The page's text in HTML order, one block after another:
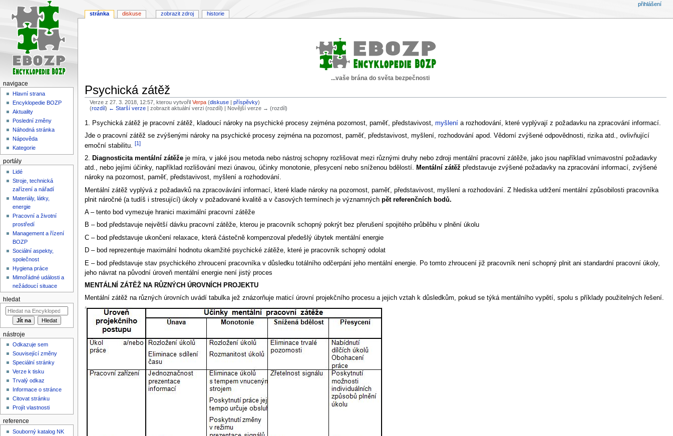
...vaše brána do světa bezpečnosti
Psychická zátěž
Verze z 27. 3. 2018, 12:57, kterou vytvořilVerpa (diskuse |příspěvky)
(rozdíl) ← Starší verze | zobrazit aktuální verzi (rozdíl) | Novější verze → (rozdíl)
Skočit
na
navigaci
Skočit
na
vyhledávání
1. Psychická zátěž je pracovní zátěž, kladoucí nároky na psychické procesy zejména pozornost, paměť, představivost, myšlenía rozhodování, které vyplývají z požadavku na zpracování informací.
Jde o pracovní zátěž se zvýšenými nároky na psychické procesy zejména na pozornost, paměť, představivost, myšlení, rozhodování apod. Vědomí zvýšené odpovědnosti, rizika atd., ovlivňující
emoční stabilitu. [1]
2. Diagnosticita mentální zátěžeje míra, v jaké jsou metoda nebo nástroj schopny rozlišovat mezi různými druhy nebo zdroji mentální pracovní zátěže, jako jsou například vnímavostní požadavky
atd., nebo jejími účinky, například rozlišování mezi únavou, účinky monotonie, přesycení nebo sníženou bdělostí. Mentální zátěž představuje zvýšené požadavky na zpracování informací, zvýšené
nároky na pozornost, paměť, představivost, myšlení a rozhodování.
Mentální zátěž vyplývá z požadavků na zpracovávání informací, které klade nároky na pozornost, paměť, představivost, myšlení a rozhodování. Z hlediska udržení mentální způsobilosti pracovníka
plnit náročné (a tudíš i stresující) úkoly v požadované kvalitě a v časových termínech je významných pět referenčních bodů.
A – tento bod vymezuje hranici maximální pracovní zátěže
B – bod představuje největší dávku pracovní zátěže, kterou je pracovník schopný pokrýt bez přerušení spojitého průběhu v plnění úkolu
C – bod představuje ukončení relaxace, která částečně kompenzoval předešlý úbytek mentální energie
D – bod reprezentuje maximální hodnotu okamžité psychické zátěže, které je pracovník schopný odolat
E – bod představuje stav psychického zhroucení pracovníka v důsledku totálního odčerpání jeho mentální energie. Po tomto zhroucení již pracovník není schopný plnit ani standardní pracovní úkoly,
jeho návrat na původní úroveň mentální energie není jistý proces
MENTÁLNÍ ZÁTĚŽ NA RŮZNÝCH ÚROVNÍCH PROJEKTU
Mentální zátěž na různých úrovních uvádí tabulka jež znázorňuje maticí úrovní projekčního procesu a jejich vztah k důsledkům, pokud se týká mentálního vypětí, spolu s příklady použitelných řešení.
stránka diskuse zobrazit zdroj historie
přihlášení
navigace
Hlavní strana
Encyklopedie BOZP
Aktuality
Poslední změny
Náhodná stránka
Nápověda
Kategorie
portály
Lidé
Stroje, technická
zařízení a nářadí
Materiály, látky,
energie
Pracovní a životní
prostředí
Management a řízení
BOZP
Sociální aspekty,
společnost
Hygiena práce
Mimořádné události a
nežádoucí situace
hledat
nástroje
Odkazuje sem
Související změny
Speciální stránky
Verze k tisku
Trvalý odkaz
Informace o stránce
Citovat stránku
Projít vlastnosti
reference
Souborný katalog NK